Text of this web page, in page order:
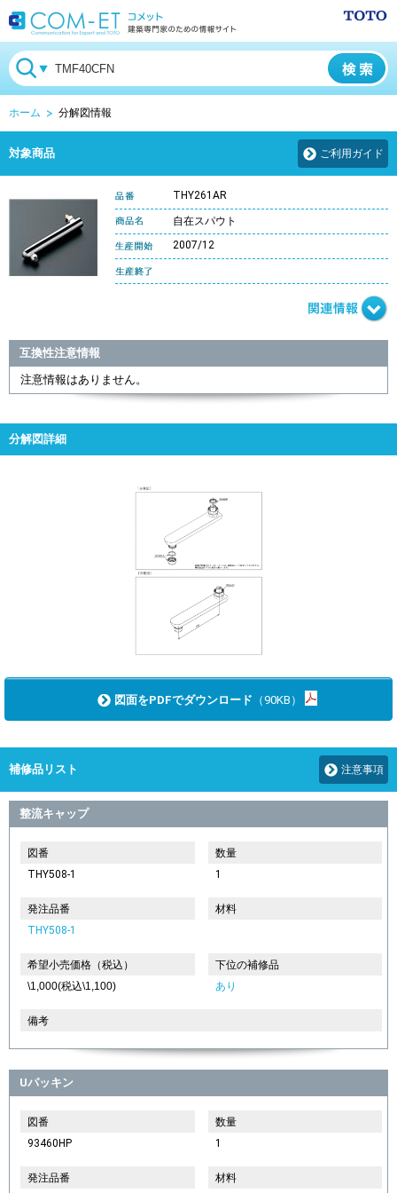
ホーム 分解図情報
対象商品 ご利用ガイド
THY261AR
自在スパウト
2007/12
互換性注意情報
注意情報はありません。
分解図詳細
図面をPDFでダウンロード （90KB）
補修品リスト 注意事項
整流キャップ
図番
THY508-1
数量
1
発注品番
THY508-1
材料
希望小売価格（税込）
\1,000(税込\1,100)
下位の補修品
あり
備考
Uパッキン
図番
93460HP
数量
1
発注品番
材料